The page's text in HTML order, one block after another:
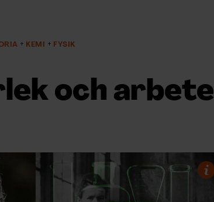
KEMI FYSIK
och arbete